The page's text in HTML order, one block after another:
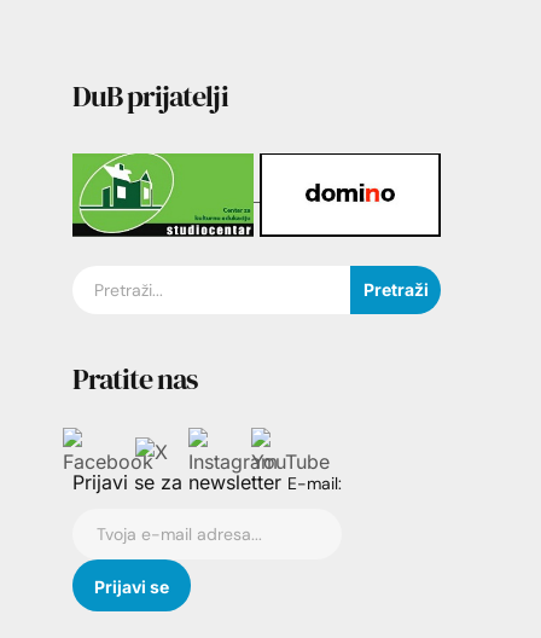
DuB prijatelji
Pretraži
Pratite nas
Prijavi se za newsletter E-mail: